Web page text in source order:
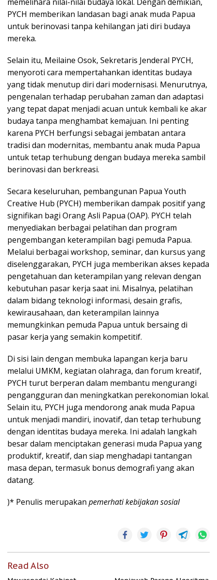
PYCH memberikan landasan bagi anak muda Papua
untuk berinovasi tanpa kehilangan jati diri budaya
mereka.
Selain itu, Meilaine Osok, Sekretaris Jenderal PYCH,
menyoroti cara mempertahankan identitas budaya
yang tidak menutup diri dari modernisasi. Menurutnya,
pengenalan terhadap perubahan zaman dan adaptasi
yang tepat dapat menjadi acuan untuk kembali ke akar
budaya tanpa menghambat kemajuan. Ini penting
karena PYCH berfungsi sebagai jembatan antara
tradisi dan modernitas, membantu anak muda Papua
untuk tetap terhubung dengan budaya mereka sambil
berinovasi dan berkreasi.
Secara keseluruhan, pembangunan Papua Youth
Creative Hub (PYCH) memberikan dampak positif yang
signifikan bagi Orang Asli Papua (OAP). PYCH telah
menyediakan berbagai pelatihan dan program
pengembangan keterampilan bagi pemuda Papua.
Melalui berbagai workshop, seminar, dan kursus yang
diselenggarakan, PYCH juga memberikan akses kepada
pengetahuan dan keterampilan yang relevan dengan
kebutuhan pasar kerja saat ini. Misalnya, pelatihan
dalam bidang teknologi informasi, desain grafis,
kewirausahaan, dan keterampilan lainnya
memungkinkan pemuda Papua untuk bersaing di
pasar kerja yang semakin kompetitif.
Di sisi lain dengan membuka lapangan kerja baru
melalui UMKM, kegiatan olahraga, dan forum kreatif,
PYCH turut berperan dalam membantu mengurangi
pengangguran dan meningkatkan perekonomian lokal.
Selain itu, PYCH juga mendorong anak muda Papua
untuk menjadi mandiri, inovatif, dan tetap terhubung
dengan identitas budaya mereka. Ini adalah langkah
besar dalam menciptakan generasi muda Papua yang
produktif, kreatif, dan siap menghadapi tantangan
masa depan, termasuk bonus demografi yang akan
datang.
)* Penulis merupakan pemerhati kebijakan sosial
Read Also